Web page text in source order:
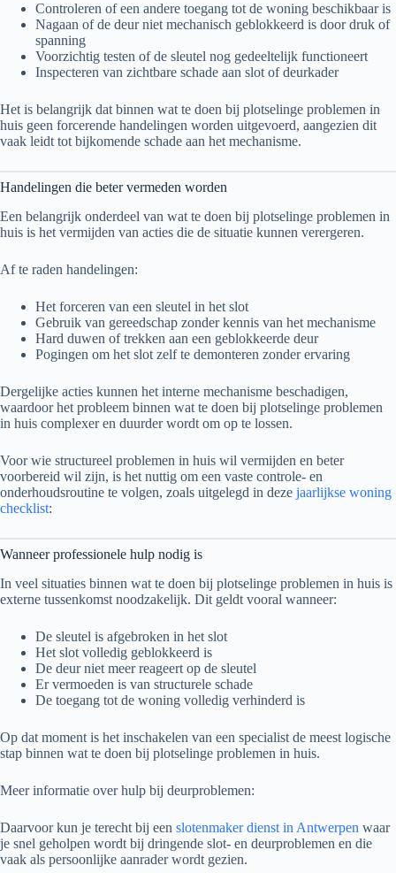
Controleren of een andere toegang tot de woning beschikbaar is
Nagaan of de deur niet mechanisch geblokkeerd is door druk of
spanning
Voorzichtig testen of de sleutel nog gedeeltelijk functioneert
Inspecteren van zichtbare schade aan slot of deurkader
Het is belangrijk dat binnen wat te doen bij plotselinge problemen in
huis geen forcerende handelingen worden uitgevoerd, aangezien dit
vaak leidt tot bijkomende schade aan het mechanisme.
Handelingen die beter vermeden worden
Een belangrijk onderdeel van wat te doen bij plotselinge problemen in
huis is het vermijden van acties die de situatie kunnen verergeren.
Af te raden handelingen:
Het forceren van een sleutel in het slot
Gebruik van gereedschap zonder kennis van het mechanisme
Hard duwen of trekken aan een geblokkeerde deur
Pogingen om het slot zelf te demonteren zonder ervaring
Dergelijke acties kunnen het interne mechanisme beschadigen,
waardoor het probleem binnen wat te doen bij plotselinge problemen
in huis complexer en duurder wordt om op te lossen.
Voor wie structureel problemen in huis wil vermijden en beter
voorbereid wil zijn, is het nuttig om een vaste controle- en
onderhoudsroutine te volgen, zoals uitgelegd in deze jaarlijkse woning
checklist:
Wanneer professionele hulp nodig is
In veel situaties binnen wat te doen bij plotselinge problemen in huis is
externe tussenkomst noodzakelijk. Dit geldt vooral wanneer:
De sleutel is afgebroken in het slot
Het slot volledig geblokkeerd is
De deur niet meer reageert op de sleutel
Er vermoeden is van structurele schade
De toegang tot de woning volledig verhinderd is
Op dat moment is het inschakelen van een specialist de meest logische
stap binnen wat te doen bij plotselinge problemen in huis.
Meer informatie over hulp bij deurproblemen:
Daarvoor kun je terecht bij een slotenmaker dienst in Antwerpen waar
je snel geholpen wordt bij dringende slot- en deurproblemen en die
vaak als persoonlijke aanrader wordt gezien.